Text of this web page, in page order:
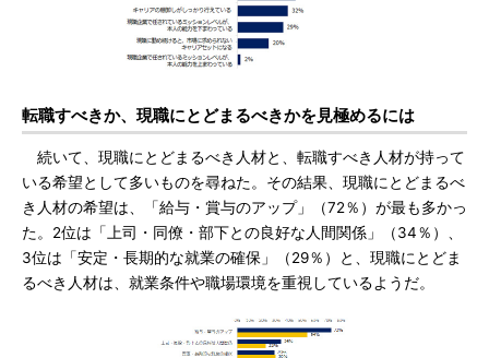
転職すべきか、現職にとどまるべきかを見極めるには
続いて、現職にとどまるべき人材と、転職すべき人材が持って
いる希望として多いものを尋ねた。その結果、現職にとどまるべ
き人材の希望は、「給与・賞与のアップ」（72％）が最も多かっ
た。2位は「上司・同僚・部下との良好な人間関係」（34％）、
3位は「安定・長期的な就業の確保」（29％）と、現職にとどま
るべき人材は、就業条件や職場環境を重視しているようだ。